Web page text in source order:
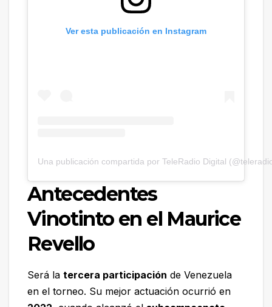
Ver esta publicación en Instagram
Una publicación compartida por TeleRadio Digital
Antecedentes
Vinotinto en el Maurice
Revello
Será la tercera participación de Venezuela
en el torneo. Su mejor actuación ocurrió en